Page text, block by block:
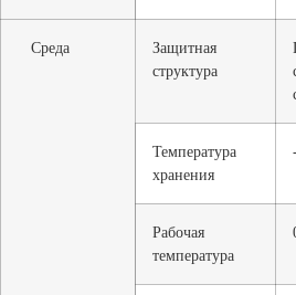
Среда
Защитная
структура
Температура
хранения
Рабочая
температура